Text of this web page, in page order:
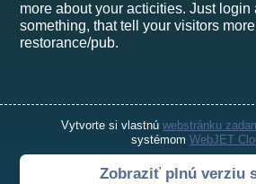
more about your acticities. Just login
something, that tell your visitors
restorance/pub.
Vytvorte si vlastnú webstránku
systémom WebJET
Zobraziť plnú verziu